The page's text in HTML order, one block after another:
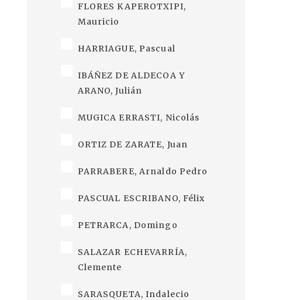
FLORES KAPEROTXIPI,
Mauricio
HARRIAGUE, Pascual
IBÁÑEZ DE ALDECOA Y
ARANO, Julián
MUGICA ERRASTI, Nicolás
ORTIZ DE ZARATE, Juan
PARRABERE, Arnaldo Pedro
PASCUAL ESCRIBANO, Félix
PETRARCA, Domingo
SALAZAR ECHEVARRÍA,
Clemente
SARASQUETA, Indalecio